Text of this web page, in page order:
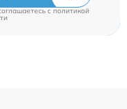
cполитикой